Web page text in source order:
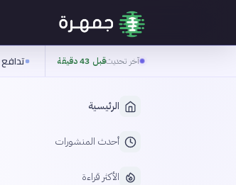
آخر تحديثقبل 43 دقيقة تدافع
الرئيسية
أحدث المنشورات
الأكثر قراءة